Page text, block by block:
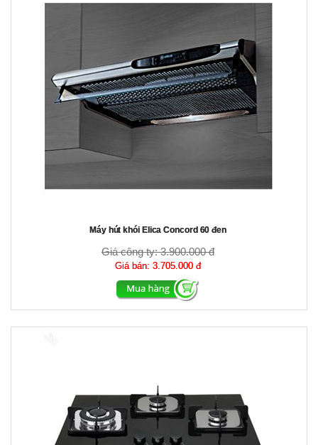
Máy hút khói Elica Concord 60 đen
Giá công ty:3.900.000 đ
Giá bán: 3.705.000 đ